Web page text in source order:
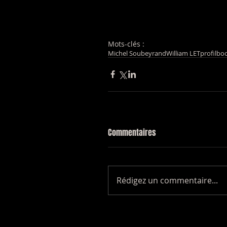
Mots-clés :
Michel SoubeyrandWilliam LET
Commentaires
Rédigez un commentaire...